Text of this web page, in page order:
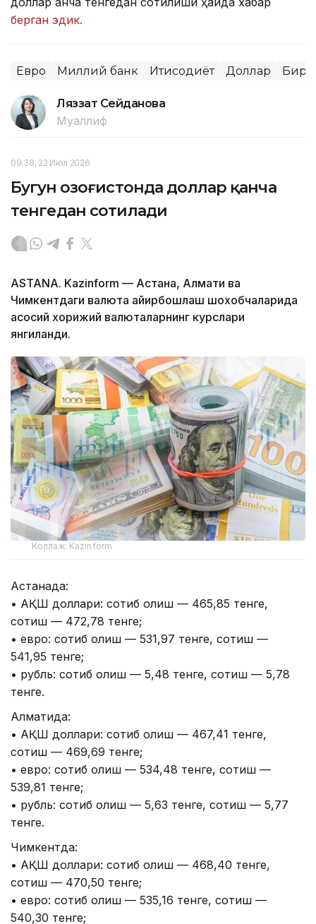
берган эдик.
Евро Миллий банк Иқтисодиёт Доллар
Ляззат Сейданова
Муаллиф
09:38, 22 Июл 2026
Бугун Қозоғистонда доллар қанча
тенгедан сотилади
ASTANA. Kazinform — Астана, Алмати ва
Чимкентдаги валюта айирбошлаш шохобчаларида
асосий хорижий валюталарнинг курслари
янгиланди.
Коллаж: Kazinform
Астанада:
• АҚШ доллари: сотиб олиш — 465,85 тенге,
сотиш — 472,78 тенге;
• евро: сотиб олиш — 531,97 тенге, сотиш —
541,95 тенге;
• рубль: сотиб олиш — 5,48 тенге, сотиш — 5,78
тенге.
Алматида:
• АҚШ доллари: сотиб олиш — 467,41 тенге,
сотиш — 469,69 тенге;
• евро: сотиб олиш — 534,48 тенге, сотиш —
539,81 тенге;
• рубль: сотиб олиш — 5,63 тенге, сотиш — 5,77
тенге.
Чимкентда:
• АҚШ доллари: сотиб олиш — 468,40 тенге,
сотиш — 470,50 тенге;
• евро: сотиб олиш — 535,16 тенге, сотиш —
540,30 тенге;